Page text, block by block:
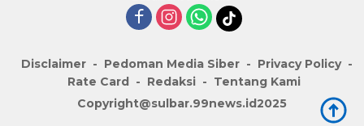
Disclaimer Pedoman Media Siber
Privacy Policy
Rate Card
Redaksi
Tentang Kami
Copyright@sulbar.99news.id2025